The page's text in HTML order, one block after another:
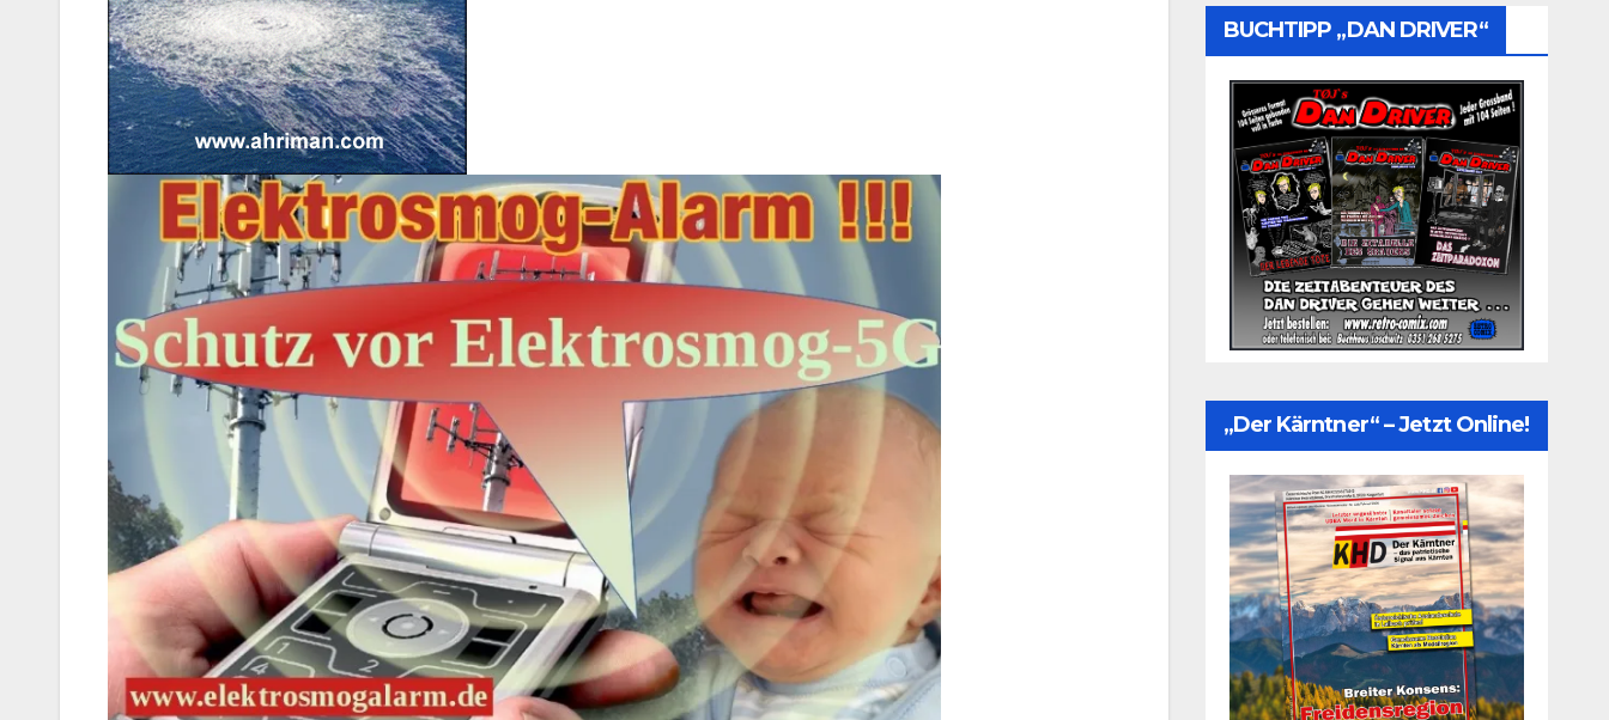
BUCHTIPP „DAN DRIVER“
„Der Kärntner“ – Jetzt Online!